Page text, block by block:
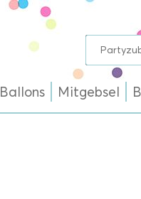
Ballons Mitgebsel